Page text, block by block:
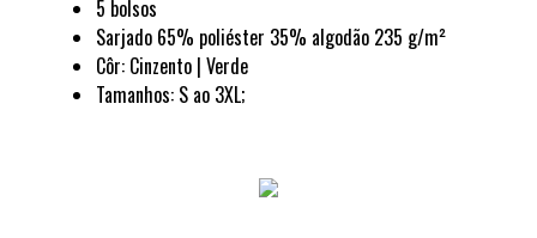
5 bolsos
Sarjado 65% poliéster 35% algodão 235 g/m²
Côr: Cinzento | Verde
Tamanhos: S ao 3XL;